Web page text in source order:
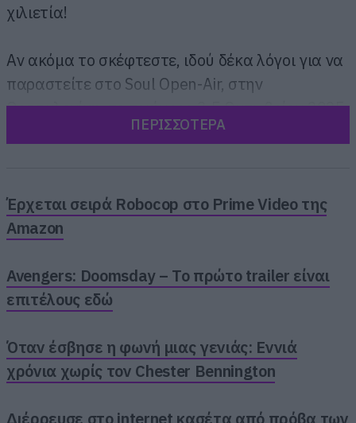
χιλιετία!
Αν ακόμα το σκέφτεστε, ιδού δέκα λόγοι για να
παραστείτε στο Soul Open-Air, στην
Θεσσαλονίκη, το τριήμερο 3-5 Οκτωβρίου 2025,
στο φεστιβάλ που -όπως το ίδιο λέει-
ΠΕΡΙΣΣΟΤΕΡΑ
Έρχεται σειρά Robocop στο Prime Video της
Amazon
Avengers: Doomsday – Το πρώτο trailer είναι
επιτέλους εδώ
Όταν έσβησε η φωνή μιας γενιάς: Εννιά
χρόνια χωρίς τον Chester Bennington
Διέρρευσε στο internet κασέτα από πρόβα των